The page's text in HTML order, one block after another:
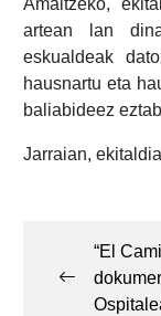
Amaitzeko,
artean lan
eskualdeak
hausnartu eta
baliabideez
Jarraian,
“El